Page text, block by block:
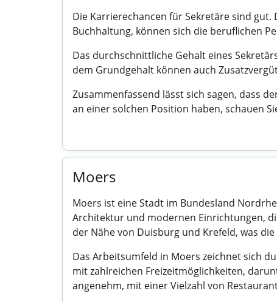
Die Karrierechancen für Sekretäre sind
Buchhaltung, können sich die beruflichen
Das durchschnittliche Gehalt eines
dem Grundgehalt können auch
Zusammenfassend lässt sich sagen, dass
an einer solchen Position haben, schauen
Moers
Moers ist eine Stadt im Bundesland
Architektur und modernen Einrichtungen,
der Nähe von Duisburg und Krefeld, was
Das Arbeitsumfeld in Moers zeichnet sich
mit zahlreichen Freizeitmöglichkeiten,
angenehm, mit einer Vielzahl von